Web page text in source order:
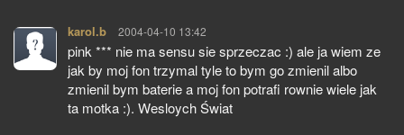
karol.b pisze:
2004-04-10 13:42
pink *** nie ma sensu sie sprzeczac :) ale ja wiem ze
jak by moj fon trzymal tyle to bym go zmienil albo
zmienil bym baterie a moj fon potrafi rownie wiele jak
ta motka :). Wesloych Świat